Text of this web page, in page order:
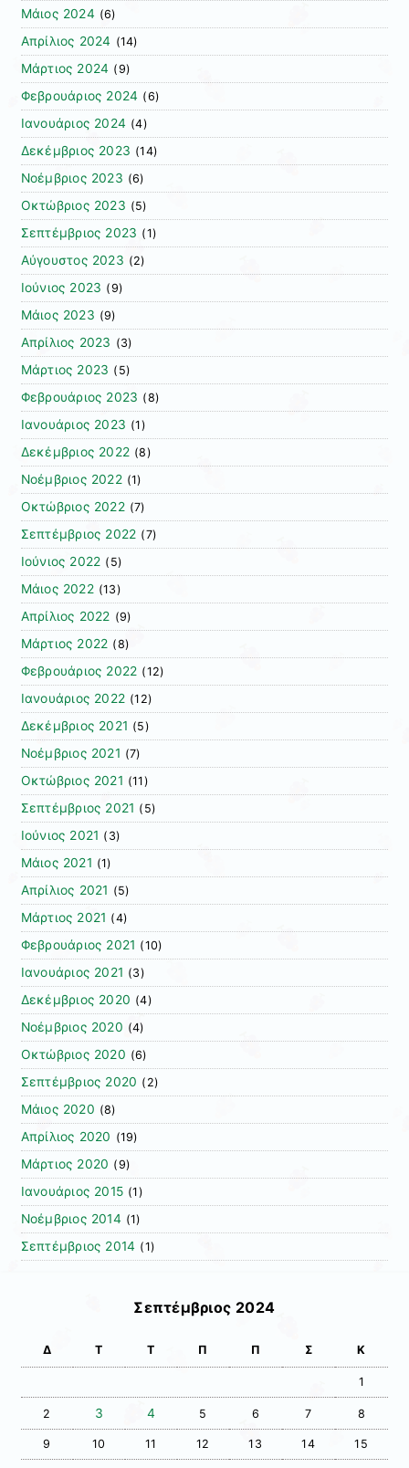
Μάιος 2024 (6)
Απρίλιος 2024 (14)
Μάρτιος 2024 (9)
Φεβρουάριος 2024 (6)
Ιανουάριος 2024 (4)
Δεκέμβριος 2023 (14)
Νοέμβριος 2023 (6)
Οκτώβριος 2023 (5)
Σεπτέμβριος 2023 (1)
Αύγουστος 2023 (2)
Ιούνιος 2023 (9)
Μάιος 2023 (9)
Απρίλιος 2023 (3)
Μάρτιος 2023 (5)
Φεβρουάριος 2023 (8)
Ιανουάριος 2023 (1)
Δεκέμβριος 2022 (8)
Νοέμβριος 2022(1)
Οκτώβριος 2022(7)
Σεπτέμβριος 2022 (7)
Ιούνιος 2022 (5)
Μάιος 2022(13)
Απρίλιος 2022 (9)
Μάρτιος 2022 (8)
Φεβρουάριος 2022 (12)
Ιανουάριος 2022 (12)
Δεκέμβριος 2021 (5)
Νοέμβριος 2021 (7)
Οκτώβριος 2021 (11)
Σεπτέμβριος 2021 (5)
Ιούνιος 2021 (3)
Μάιος 2021 (1)
Απρίλιος 2021 (5)
Μάρτιος 2021 (4)
Φεβρουάριος 2021 (10)
Ιανουάριος 2021 (3)
Δεκέμβριος 2020 (4)
Νοέμβριος 2020 (4)
Οκτώβριος 2020 (6)
Σεπτέμβριος 2020 (2)
Μάιος 2020 (8)
Απρίλιος 2020 (19)
Μάρτιος 2020 (9)
Ιανουάριος 2015 (1)
Νοέμβριος 2014 (1)
Σεπτέμβριος 2014 (1)
Σεπτέμβριος 2024
Δ Τ Τ Π Π Σ Κ
1
2 3 4 5 6 7 8
9 10 11 12 13 14 15